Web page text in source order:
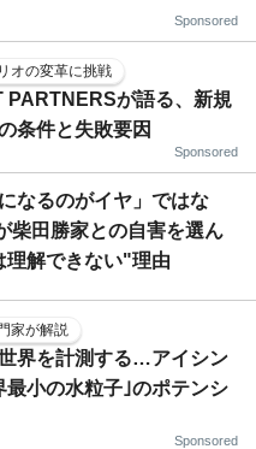
Sponsored
オの変革に挑戦
PARTNERSが語る、新規
条件と失敗要因
Sponsored
なるのがイヤ」ではな
柴田勝家との自害を選ん
理解できない"理由
家が解説
界を計測する…アイシン
最小の水粒子｣のポテンシ
Sponsored